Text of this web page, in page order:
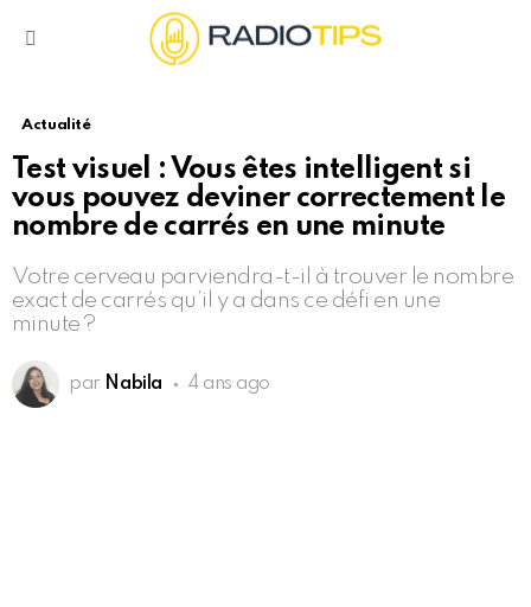
Actualité
Test visuel : Vous êtes intelligent si
vous pouvez deviner correctement le
nombre de carrés en une minute
Votre cerveau parviendra-t-il à trouver le nombre
exact de carrés qu’il y a dans ce défi en une
minute ?
par Nabila 4 ans ago